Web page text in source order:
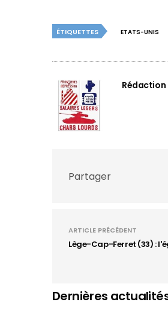
ÉTIQUETTES ETATS-UNIS
Partager
ARTICLE PRÉCÉDENT
Lège-Cap-Ferret (33) :
Dernières